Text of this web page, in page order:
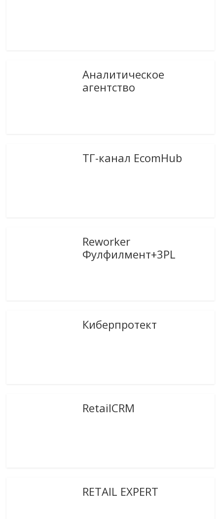
Аналитическое
агентство
ТГ-канал EcomHub
Reworker
Фулфилмент+3PL
Киберпротект
RetailCRM
RETAIL EXPERT